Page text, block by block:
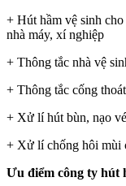
+ Hút hầm vệ sinh
nhà máy, xí nghiệp
+ Thông tắc nhà vệ
+ Thông tắc cống
+ Xử lí hút bùn, nạo
+ Xử lí chống hôi mùi
Ưu điểm công ty hút